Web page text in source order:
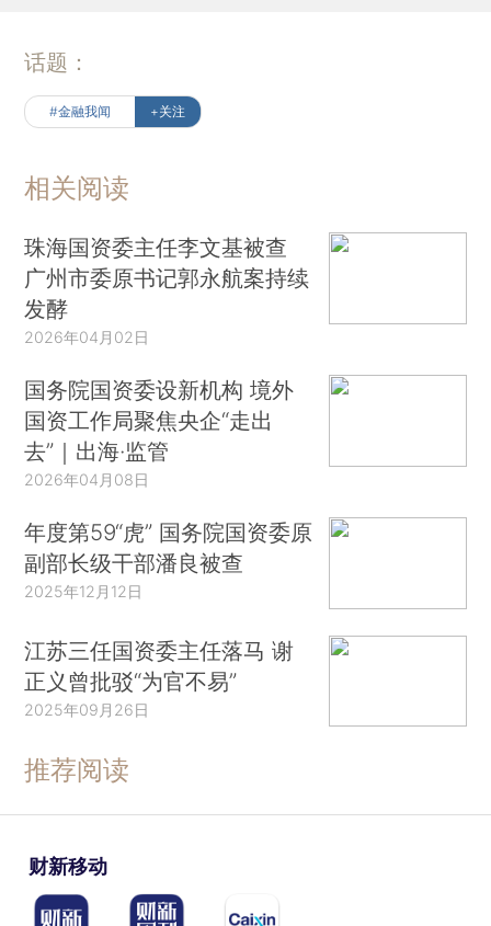
话题：
#金融我闻 +关注
相关阅读
珠海国资委主任李文基被查
广州市委原书记郭永航案持续
发酵
2026年04月02日
国务院国资委设新机构 境外
国资工作局聚焦央企“走出
去”｜出海·监管
2026年04月08日
年度第59“虎” 国务院国资委原
副部长级干部潘良被查
2025年12月12日
江苏三任国资委主任落马 谢
正义曾批驳“为官不易”
2025年09月26日
推荐阅读
财新移动